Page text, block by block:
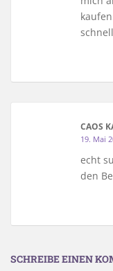
CAOS
19. Mai
echt
den
SCHREIBE EINEN